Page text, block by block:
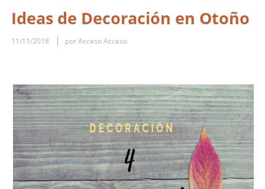
Ideas de Decoración en Otoño
11/11/2018 por Acceso Acceso